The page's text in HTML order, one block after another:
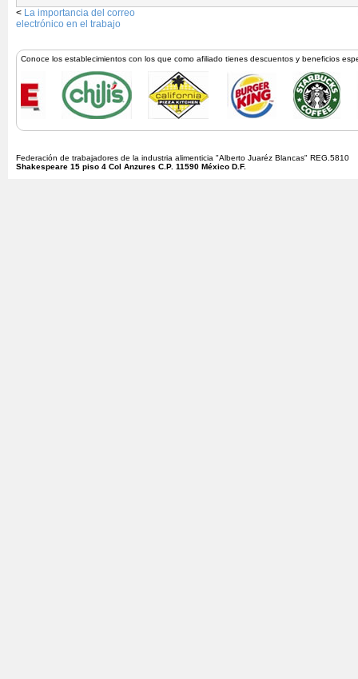
< La importancia del correo
electrónico en el trabajo
Conoce los establecimientos con los que como afiliado tienes descuentos y beneficios
Federación de trabajadores de la industria alimenticia "Alberto Juaréz Blancas" REG.5810
Shakespeare 15 piso 4 Col Anzures C.P. 11590 México D.F.